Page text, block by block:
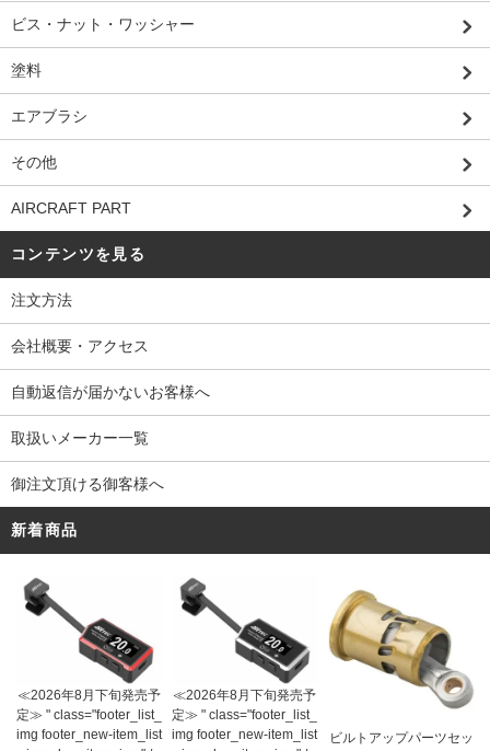
ビス・ナット・ワッシャー
塗料
エアブラシ
その他
AIRCRAFT PART
コンテンツを見る
注文方法
会社概要・アクセス
自動返信が届かないお客様へ
取扱いメーカー一覧
御注文頂ける御客様へ
新着商品
≪2026年8月下旬発売予
定≫ " class="footer_list_
img footer_new-item_list
≪2026年8月下旬発売予
定≫ " class="footer_list_
img footer_new-item_list
ビルトアップパーツセッ